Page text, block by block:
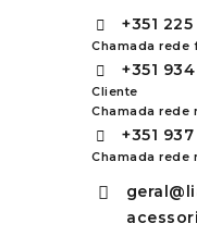
+351 225
Chamada rede
+351
Cliente
Chamada rede
+351
Chamada rede